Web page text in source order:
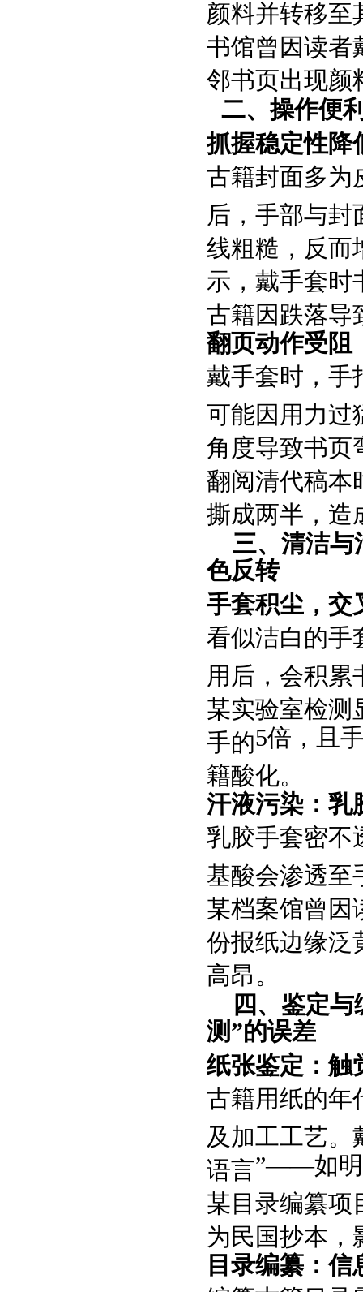
颜料并转移至
书馆曾因读者
邻书页出现颜
二、操作便
抓握稳定性降
古籍封面多为
后，手部与封
线粗糙，反而
示，戴手套时
古籍因跌落导
翻页动作受阻
戴手套时，手
可能因用力过
角度导致书页
翻阅清代稿本
撕成两半，造
三、清洁与
色反转
手套积尘，交
看似洁白的手
用后，会积累
某实验室检测
手的5倍，且
籍酸化。
汗液污染：乳
乳胶手套密不
基酸会渗透至
某档案馆曾因
份报纸边缘泛
高昂。
四、鉴定与
测”的误差
纸张鉴定：触
古籍用纸的年
及加工工艺。
语言”——如
某目录编纂项
为民国抄本，
目录编纂：信